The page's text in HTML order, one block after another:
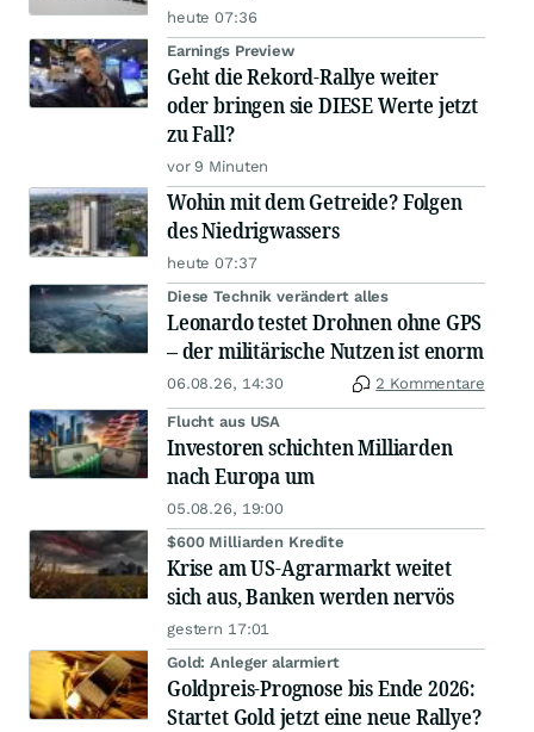
heute 07:36
Earnings Preview
Geht die Rekord-Rallye weiter
oder bringen sie DIESE Werte jetzt
zu Fall?
vor 9 Minuten
Wohin mit dem Getreide? Folgen
des Niedrigwassers
heute 07:37
Diese Technik verändert alles
Leonardo testet Drohnen ohne GPS
– der militärische Nutzen ist enorm
06.08.26, 14:30 2 Kommentare
Flucht aus USA
Investoren schichten Milliarden
nach Europa um
05.08.26, 19:00
$600 Milliarden Kredite
Krise am US-Agrarmarkt weitet
sich aus, Banken werden nervös
gestern 17:01
Gold: Anleger alarmiert
Goldpreis-Prognose bis Ende 2026:
Startet Gold jetzt eine neue Rallye?